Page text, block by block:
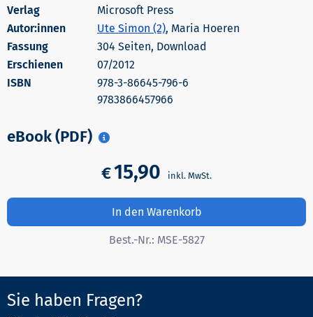
Microsoft Press
Autor:innen
Ute Simon (2), Maria Hoeren
304 Seiten, Download
Erschienen
07/2012
978-3-86645-796-6
9783866457966
eBook (PDF)
€15,90
In den Warenkorb
Best.-Nr.: MSE-5827
Sie haben Fragen?